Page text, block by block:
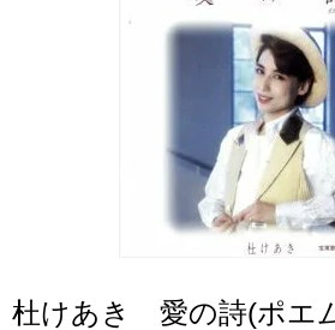
杜けあき 愛の詩(ポエ